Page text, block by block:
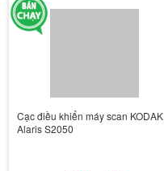
Cạc điều khiển máy scan KODAK
Alaris S2050